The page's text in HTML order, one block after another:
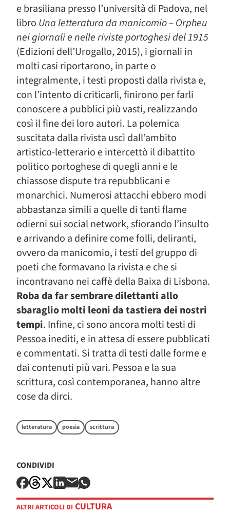
e brasiliana presso l’università di Padova, nel
libro Una letteratura da manicomio – Orpheu
nei giornali e nelle riviste portoghesi del 1915
(Edizioni dell’Urogallo, 2015), i giornali in
molti casi riportarono, in parte o
integralmente, i testi proposti dalla rivista e,
con l’intento di criticarli, finirono per farli
conoscere a pubblici più vasti, realizzando
così il fine dei loro autori. La polemica
suscitata dalla rivista uscì dall’ambito
artistico-letterario e intercettò il dibattito
politico portoghese di quegli anni e le
chiassose dispute tra repubblicani e
monarchici. Numerosi attacchi ebbero modi
abbastanza simili a quelle di tanti flame
odierni sui social network, sfiorando l’insulto
e arrivando a definire come folli, deliranti,
ovvero da manicomio, i testi del gruppo di
poeti che formavano la rivista e che si
incontravano nei caffè della Baixa di Lisbona.
Roba da far sembrare dilettanti allo
sbaraglio molti leoni da tastiera dei nostri
tempi. Infine, ci sono ancora molti testi di
Pessoa inediti, e in attesa di essere pubblicati
e commentati. Si tratta di testi dalle forme e
dai contenuti più vari. Pessoa e la sua
scrittura, così contemporanea, hanno altre
cose da dirci.
letteratura poesia scrittura
CONDIVIDI
ALTRI ARTICOLI DI CULTURA